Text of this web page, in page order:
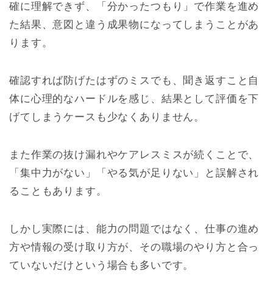
確に理解できず、「分かったつもり」で作業を進め
た結果、意図と違う成果物になってしまうことがあ
ります。
確認すれば防げたはずのミスでも、聞き返すこと自
体に心理的なハードルを感じ、結果として評価を下
げてしまうケースも少なくありません。
また作業の抜け漏れやケアレスミスが続くことで、
「集中力がない」「やる気が足りない」と誤解され
ることもあります。
しかし実際には、能力の問題ではなく、仕事の進め
方や情報の受け取り方が、その職場のやり方と合っ
ていないだけという場合も多いです。